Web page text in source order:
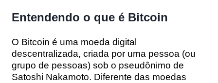
Entendendo o que é Bitcoin
O Bitcoin é uma moeda digital
descentralizada, criada por uma pessoa (ou
grupo de pessoas) sob o pseudônimo de
Satoshi Nakamoto. Diferente das moedas